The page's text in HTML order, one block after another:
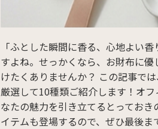
「ふとした瞬間に香る、心地よい
すよね。せっかくなら、お財布に
けたくありませんか？ この記事で
厳選して10種類ご紹介します！オ
なたの魅力を引き立てるとってお
イテムも登場するので、ぜひ最後ま